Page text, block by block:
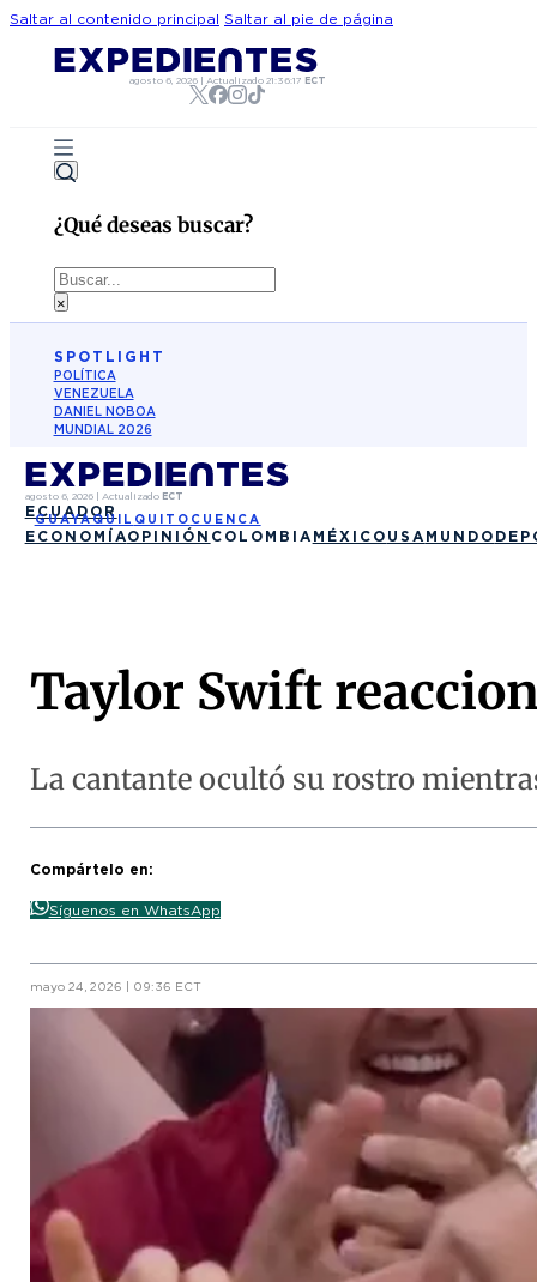
Saltar al contenido principal Saltar al pie de página
agosto 6, 2026 |Actualizado21:36:17 ECT
¿Qué deseas buscar?
Buscar
×
SPOTLIGHT
POLÍTICA
VENEZUELA
DANIEL NOBOA
MUNDIAL 2026
agosto 6, 2026| Actualizado ECT
ECUADOR
GUAYAQUIL QUITO CUENCA
ECONOMÍAOPINIÓN COLOMBIA MÉXICO USA MUNDO
Taylor Swift
La cantante ocultó su rostro
Compártelo en:
Síguenos en WhatsApp
mayo 24, 2026 | 09:36 ECT